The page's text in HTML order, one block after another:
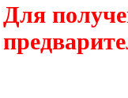
Для